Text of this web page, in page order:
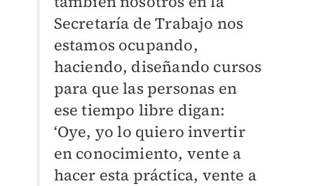
Secretaría de Trabajo nos
estamos ocupando,
haciendo, diseñando cursos
para que las personas en
ese tiempo libre digan:
‘Oye, yo lo quiero invertir
en conocimiento, vente a
hacer esta práctica, vente a